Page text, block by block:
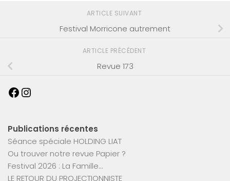
ARTICLE SUIVANT
Festival Morricone autrement
ARTICLE PRÉCÉDENT
Revue 173
Publications récentes
Séance spéciale HOLDING LIAT
Ou trouver notre revue Papier ?
Festival 2026 : La Famille…
LE RETOUR DU PROJECTIONNISTE